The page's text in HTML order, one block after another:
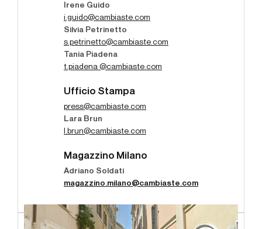
Irene Guido
i.guido@cambiaste.com
Silvia Petrinetto
s.petrinetto@cambiaste.com
Tania Piadena
t.piadena @cambiaste.com
Ufficio Stampa
press@cambiaste.com
Lara Brun
l.brun@cambiaste.com
Magazzino Milano
Adriano Soldati
magazzino.milano@cambiaste.com